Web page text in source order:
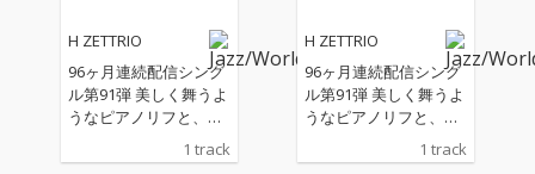
H ZETTRIO
96ヶ月連続配信シング
ル第91弾 美しく舞うよ
うなピアノリフと、土
リズム、そして軽やか
1 track
H ZETTRIO
96ヶ月連続配信シング
ル第91弾 美しく舞うよ
うなピアノリフと、土
着的な躍動感を宿した
リズム、そして軽やか
1 track